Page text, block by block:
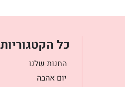
כל הקטגוריות
החנות שלנו
יום אהבה